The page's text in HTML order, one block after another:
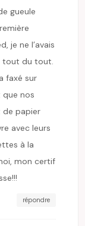
gueule
je ne l’avais
tout du tout.
faxé sur
que nos
de papier
avec leurs
à la
mon certif
répondre